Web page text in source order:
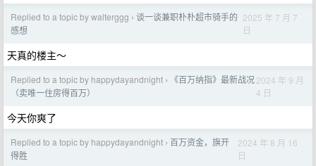
Replied to a topic by walterggg › 谈一谈兼职朴朴超市骑手的
感想
2025 年 7 月 7
日
天真的楼主～
Replied to a topic by happydayandnight ›
《百万纳指》最新战况
（卖唯一住房得百万）
2024 年 9 月
4 日
今天你爽了
Replied to a topic by happydayandnight › 百万资金，旗开
得胜
2024 年 8 月 16
日